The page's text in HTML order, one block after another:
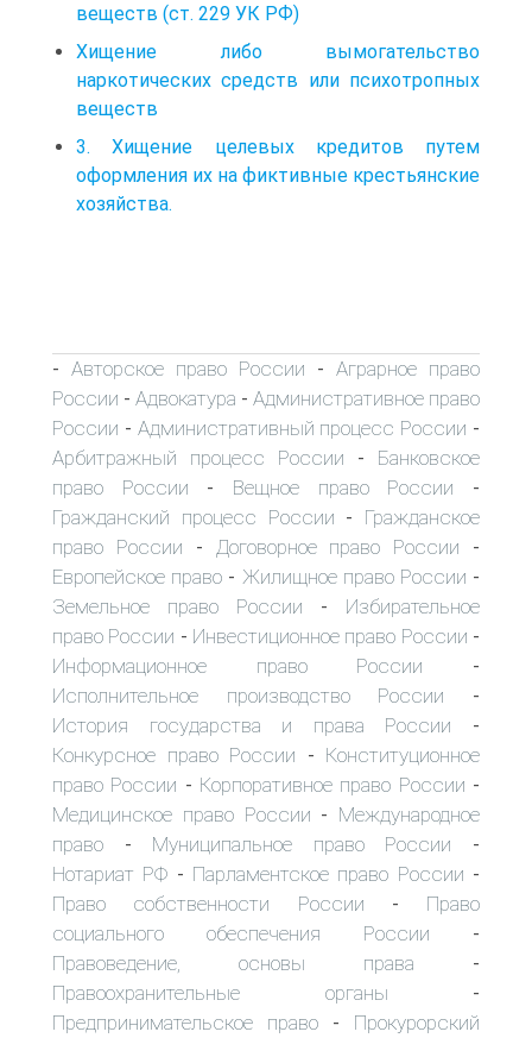
веществ (ст. 229 УК РФ)
Хищение либо вымогательство
наркотических средств или психотропных
веществ
3. Хищение целевых кредитов путем
оформления их на фиктивные крестьянские
хозяйства.
- Авторское право России - Аграрное право
России - Адвокатура - Административное право
России - Административный процесс России -
Арбитражный процесс России - Банковское
право России - Вещное право России -
Гражданский процесс России - Гражданское
право России - Договорное право России -
Европейское право - Жилищное право России -
Земельное право России - Избирательное
право России - Инвестиционное право России -
Информационное право России -
Исполнительное производство России -
История государства и права России -
Конкурсное право России - Конституционное
право России - Корпоративное право России -
Медицинское право России - Международное
право - Муниципальное право России -
Нотариат РФ - Парламентское право России -
Право собственности России - Право
социального обеспечения России -
Правоведение, основы права -
Правоохранительные органы -
Предпринимательское право - Прокурорский